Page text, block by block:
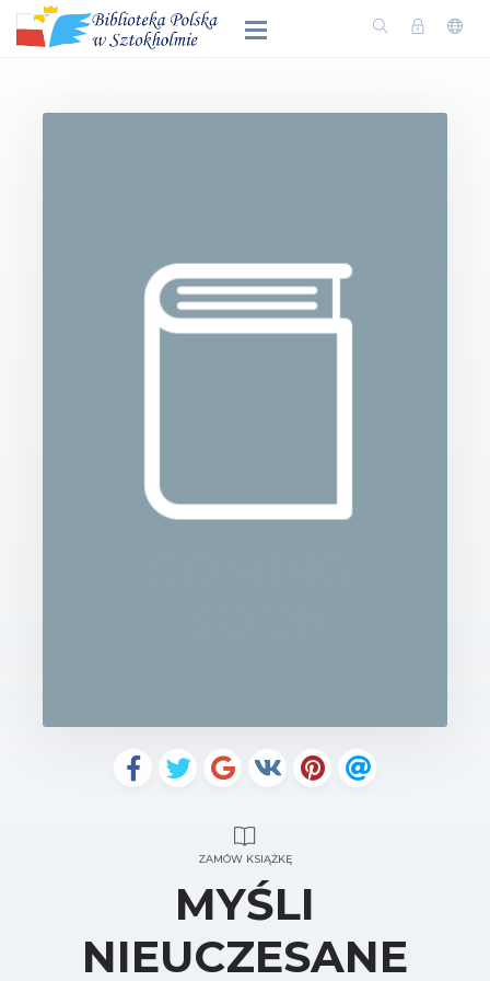
ZAMÓW KSIĄŻKĘ
MYŚLI
NIEUCZESANE